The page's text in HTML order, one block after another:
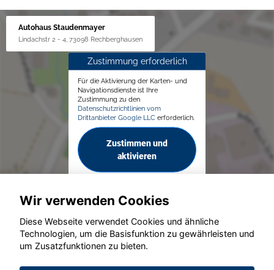
Autohaus Staudenmayer
Lindachstr 2 - 4, 73098 Rechberghausen
Zustimmung erforderlich
Für die Aktivierung der Karten- und
Navigationsdienste ist Ihre
Zustimmung zu den
Datenschutzrichtlinien vom
Drittanbieter Google LLC erforderlich.
Zustimmen und
aktivieren
© konjunkturmotor.de GmbH 2020 - 2026
Wir verwenden Cookies
Diese Webseite verwendet Cookies und ähnliche
Technologien, um die Basisfunktion zu gewährleisten und
um Zusatzfunktionen zu bieten.